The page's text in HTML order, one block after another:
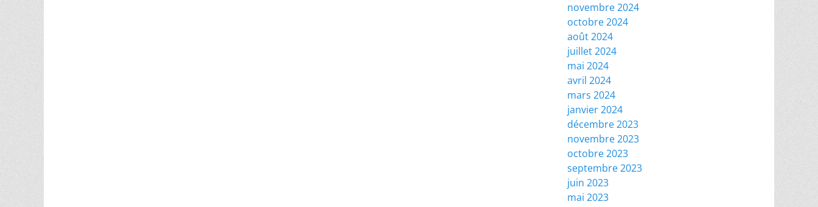
novembre 2024
octobre 2024
août 2024
juillet 2024
mai 2024
avril 2024
mars 2024
janvier 2024
décembre 2023
novembre 2023
octobre 2023
septembre 2023
juin 2023
mai 2023